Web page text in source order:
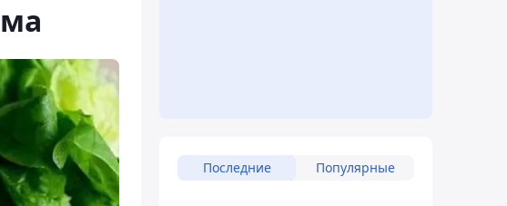
Последние Популярные